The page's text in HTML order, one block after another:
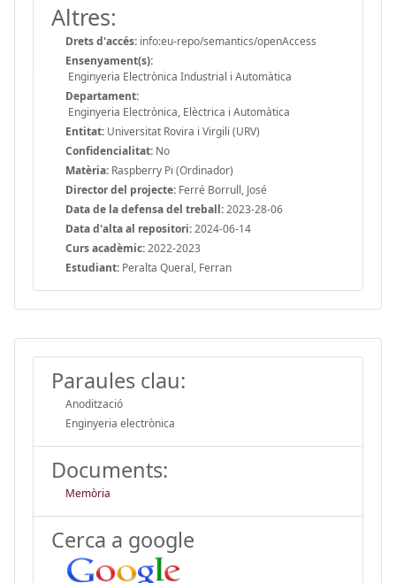
Altres:
Drets d'accés: info:eu-repo/semantics/openAccess
Ensenyament(s):
Enginyeria Electrònica Industrial i Automàtica
Departament:
Enginyeria Electrònica, Elèctrica i Automàtica
Entitat: Universitat Rovira i Virgili (URV)
Confidencialitat: No
Matèria: Raspberry Pi (Ordinador)
Director del projecte: Ferré Borrull, José
Data de la defensa del treball:2023-28-06
Data d'alta al repositori:2024-06-14
Curs acadèmic:2022-2023
Estudiant: Peralta Queral, Ferran
Paraules clau:
Anodització
Enginyeria electrònica
Documents:
Memòria
Cerca a google